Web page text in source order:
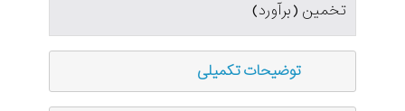
تخمین (برآورد)
توضیحات تکمیلی